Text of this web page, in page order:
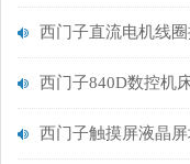
西门子直流电机线
西门子触摸屏液晶